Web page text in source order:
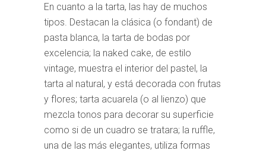
En cuanto a la tarta, las hay de muchos
tipos. Destacan la clásica (o fondant) de
pasta blanca, la tarta de bodas por
excelencia; la naked cake, de estilo
vintage, muestra el interior del pastel, la
tarta al natural, y está decorada con frutas
y flores; tarta acuarela (o al lienzo) que
mezcla tonos para decorar su superficie
como si de un cuadro se tratara; la ruffle,
una de las más elegantes, utiliza formas